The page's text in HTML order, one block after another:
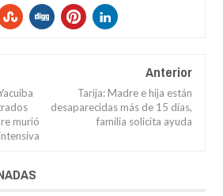
murió
Anterior
Tarija: Madre e hija están
desaparecidas más de 15 días,
familia solicita ayuda